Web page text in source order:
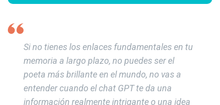
Si no tienes los enlaces fundamentales en tu
memoria a largo plazo, no puedes ser el
poeta más brillante en el mundo, no vas a
entender cuando el chat GPT te da una
información realmente intrigante o una idea